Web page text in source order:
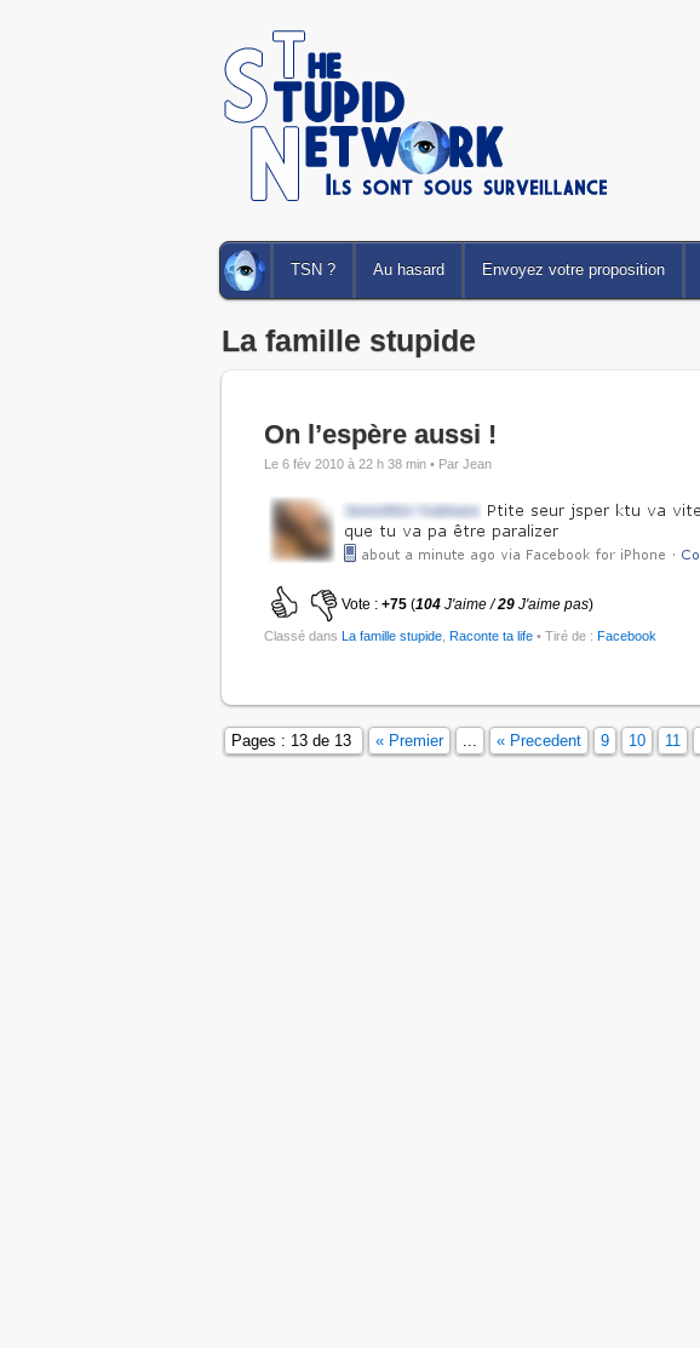
TSN ? Au hasard Envoyez votre proposition
La famille stupide
On l’espère aussi !
Le 6 fév 2010 à 22 h 38 min • Par Jean
Vote : +75 (104 J'aime /29 J'aime pas)
Classé dans La famille stupide Raconte ta life • Tiré de : Facebook
Pages : 13 de 13 « Premier « Precedent 9 10 11